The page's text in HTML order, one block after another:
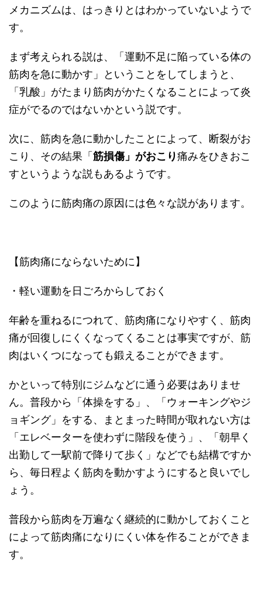
メカニズムは、はっきりとはわかっていないようで
す。
まず考えられる説は、「運動不足に陥っている体の
筋肉を急に動かす」ということをしてしまうと、
「乳酸」がたまり筋肉がかたくなることによって炎
症がでるのではないかという説です。
次に、筋肉を急に動かしたことによって、断裂がお
こり、その結果「 筋損傷」がおこり痛みをひきおこ
すというような説もあるようです。
このように筋肉痛の原因には色々な説があります。
【筋肉痛にならないために】
・軽い運動を日ごろからしておく
年齢を重ねるにつれて、筋肉痛になりやすく、筋肉
痛が回復しにくくなってくることは事実ですが、筋
肉はいくつになっても鍛えることができます。
かといって特別にジムなどに通う必要はありませ
ん。普段から「体操をする」、「ウォーキングやジ
ョギング」をする、まとまった時間が取れない方は
「エレベーターを使わずに階段を使う」、「朝早く
出勤して一駅前で降りて歩く」などでも結構ですか
ら、毎日程よく筋肉を動かすようにすると良いでし
ょう。
普段から筋肉を万遍なく継続的に動かしておくこと
によって筋肉痛になりにくい体を作ることができま
す。